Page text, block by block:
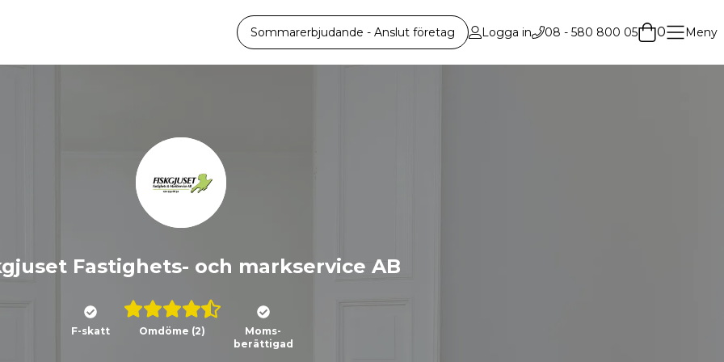
Sommarerbjudande - Anslut företag Logga in 08 - 580 800 05 0 Meny
Fastighets- och markservice AB
F-skatt Omdöme (2)
Moms-
berättigad